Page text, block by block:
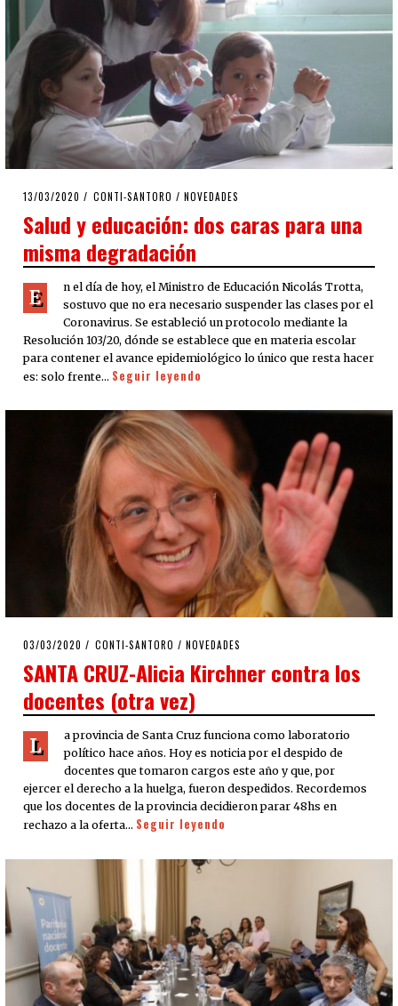
POSTED
13/03/2020 13/03/2020
CONTI-SANTORO / NOVEDADES
Salud y educación: dos caras para una
misma degradación
E
n el día de hoy, el Ministro de Educación Nicolás Trotta,
sostuvo que no era necesario suspender las clases por el
Coronavirus. Se estableció un protocolo mediante la
Resolución 103/20, dónde se establece que en materia escolar
para contener el avance epidemiológico lo único que resta hacer
es: solo frente… Seguir leyendo
POSTED
03/03/2020 03/03/2020
CONTI-SANTORO / NOVEDADES
SANTA CRUZ-Alicia Kirchner contra los
docentes (otra vez)
L
a provincia de Santa Cruz funciona como laboratorio
político hace años. Hoy es noticia por el despido de
docentes que tomaron cargos este año y que, por
ejercer el derecho a la huelga, fueron despedidos. Recordemos
que los docentes de la provincia decidieron parar 48hs en
rechazo a la oferta… Seguir leyendo